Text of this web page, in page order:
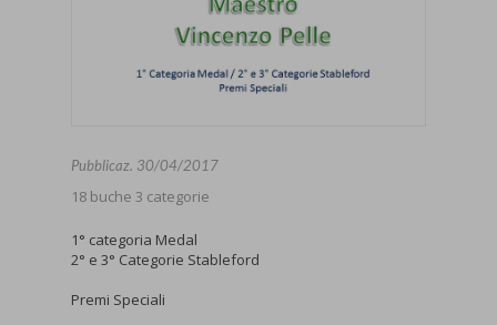
Pubblicaz. 30/04/2017
18 buche 3 categorie
1° categoria Medal
2° e 3° Categorie Stableford
Premi Speciali